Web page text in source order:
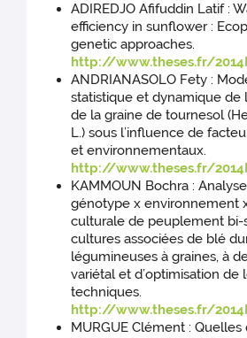
ADIREDJO Afifuddin Latif :
efficiency in sunflower :
genetic approaches.
http://www.theses.fr/
ANDRIANASOLO Fety :
statistique et dynamique de
de la graine de tournesol
L.) sous l’influence de
et environnementaux.
http://www.theses.fr/
KAMMOUN Bochra :
génotype x environnement
culturale de peuplement bi-
cultures associées de blé
légumineuses à graines, à
variétal et d’optimisation de
techniques.
http://www.theses.fr/
MURGUE Clément :